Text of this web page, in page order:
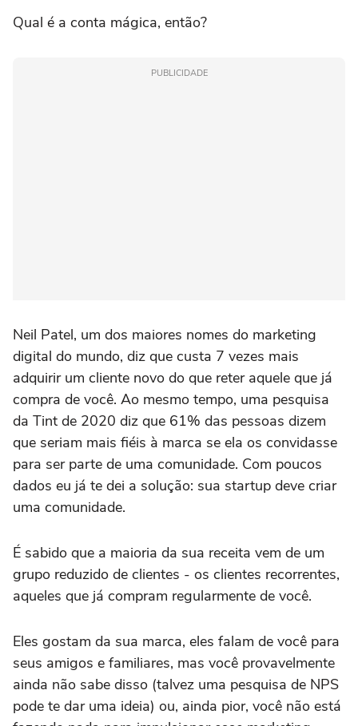
Qual é a conta mágica, então?
PUBLICIDADE
Neil Patel, um dos maiores nomes do marketing
digital do mundo, diz que custa 7 vezes mais
adquirir um cliente novo do que reter aquele que já
compra de você. Ao mesmo tempo, uma pesquisa
da Tint de 2020 diz que 61% das pessoas dizem
que seriam mais fiéis à marca se ela os convidasse
para ser parte de uma comunidade. Com poucos
dados eu já te dei a solução: sua startup deve criar
uma comunidade.
É sabido que a maioria da sua receita vem de um
grupo reduzido de clientes - os clientes recorrentes,
aqueles que já compram regularmente de você.
Eles gostam da sua marca, eles falam de você para
seus amigos e familiares, mas você provavelmente
ainda não sabe disso (talvez uma pesquisa de NPS
pode te dar uma ideia) ou, ainda pior, você não está